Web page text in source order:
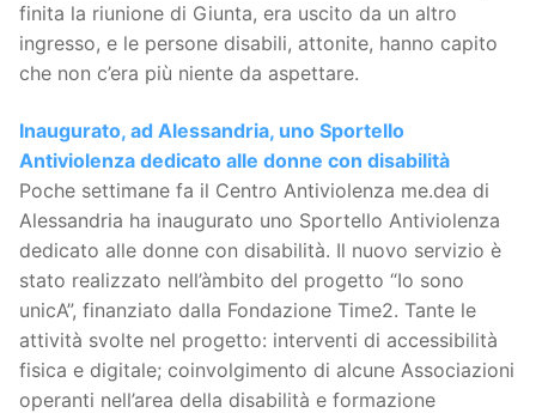
finita la riunione di Giunta, era uscito da un altro
ingresso, e le persone disabili, attonite, hanno capito
che non c’era più niente da aspettare.
Inaugurato, ad Alessandria, uno Sportello
Antiviolenza dedicato alle donne con disabilità
Poche settimane fa il Centro Antiviolenza me.dea di
Alessandria ha inaugurato uno Sportello Antiviolenza
dedicato alle donne con disabilità. Il nuovo servizio è
stato realizzato nell’àmbito del progetto “Io sono
unicA”, finanziato dalla Fondazione Time2. Tante le
attività svolte nel progetto: interventi di accessibilità
fisica e digitale; coinvolgimento di alcune Associazioni
operanti nell’area della disabilità e formazione